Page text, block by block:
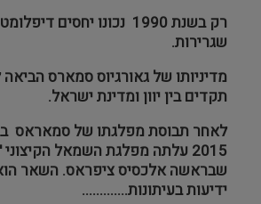
רק בשנת 1990 נכונו יחסים
שגרירות.
מדיניותו של גאורגיוס סמארס
תקדים בין יוון ומדינת ישראל.
לאחר תבוסת מפלגתו של סמאראס
שבראשה אלכסיס ציפראס. השאר
ידיעות בעיתונות.............